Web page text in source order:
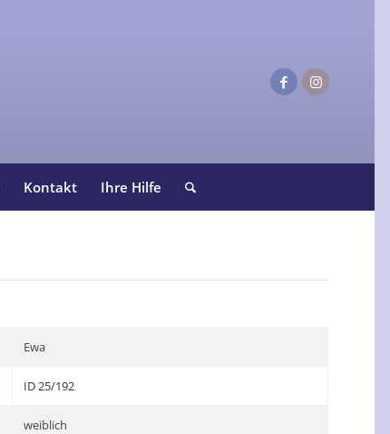
Kontakt Ihre Hilfe
Ewa
ID 25/192
weiblich